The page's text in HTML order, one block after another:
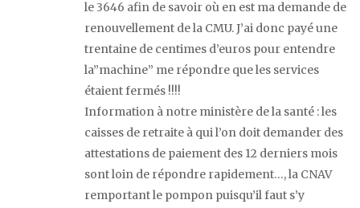
le 3646 afin de savoir où en est ma demande de
renouvellement de la CMU. J’ai donc payé une
trentaine de centimes d’euros pour entendre
la”machine” me répondre que les services
étaient fermés !!!!
Information à notre ministère de la santé : les
caisses de retraite à qui l’on doit demander des
attestations de paiement des 12 derniers mois
sont loin de répondre rapidement…, la CNAV
remportant le pompon puisqu’il faut s’y